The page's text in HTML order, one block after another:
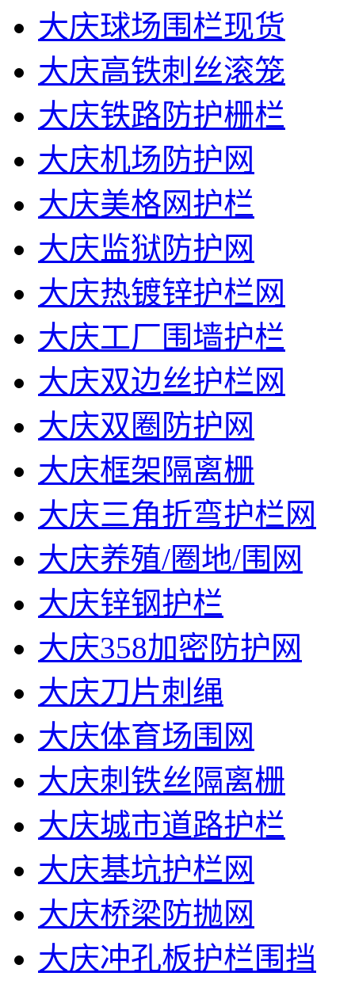
大庆球场围栏现货
大庆高铁刺丝滚笼
大庆铁路防护栅栏
大庆机场防护网
大庆美格网护栏
大庆监狱防护网
大庆热镀锌护栏网
大庆工厂围墙护栏
大庆双边丝护栏网
大庆双圈防护网
大庆框架隔离栅
大庆三角折弯护栏网
大庆养殖/圈地/围网
大庆锌钢护栏
大庆358加密防护网
大庆刀片刺绳
大庆体育场围网
大庆刺铁丝隔离栅
大庆城市道路护栏
大庆基坑护栏网
大庆桥梁防抛网
大庆冲孔板护栏围挡